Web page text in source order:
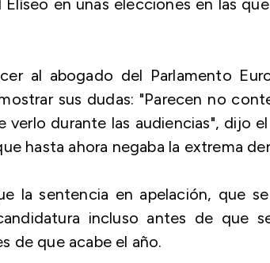
en unas elecciones en las
al abogado del Parlamento
sus dudas: "Parecen no
durante las audiencias", dijo
hasta ahora negaba la extrema
la sentencia en apelación, que
incluso antes de que
de que acabe el año.